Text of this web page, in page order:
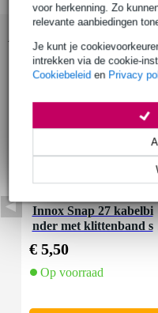
voor herkenning. Zo
relevante aanbiedingen
Je kunt je
intrekken via de cookie-
Cookiebeleid en Privacy
Innox Snap 27 kabelbi
nder met klittenband s
€ 5,50
Op voorraad